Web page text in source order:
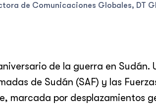
de Comunicaciones Globales, DT
de la guerra en Sudán.
de Sudán (SAF) y las
marcada por desplazamientos